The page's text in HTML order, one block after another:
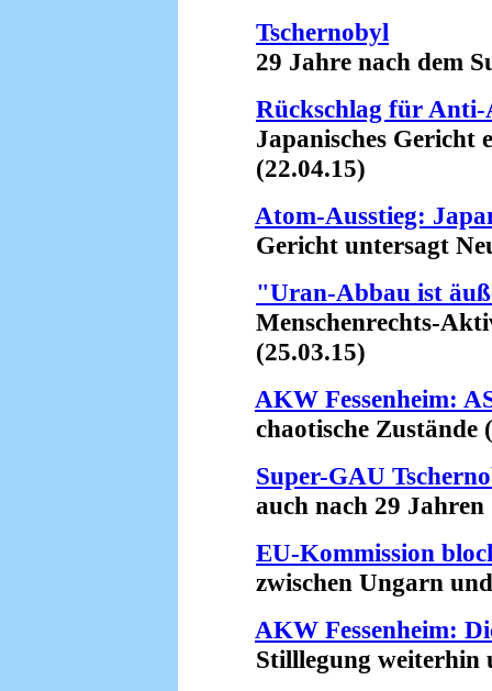
Tschernobyl
29 Jahre nach dem
Rückschlag für Anti-
Japanisches Gericht
(22.04.15)
Atom-Ausstieg:
Gericht untersagt
"Uran-Abbau ist
Menschenrechts-
(25.03.15)
AKW Fessenheim:
chaotische Zustände
Super-GAU
auch nach 29 Jahren
EU-Kommission
zwischen Ungarn und
AKW Fessenheim:
Stilllegung weiterhin